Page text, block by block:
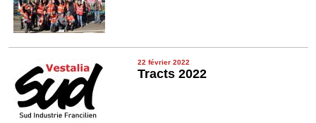
22 février 2022
Tracts 2022